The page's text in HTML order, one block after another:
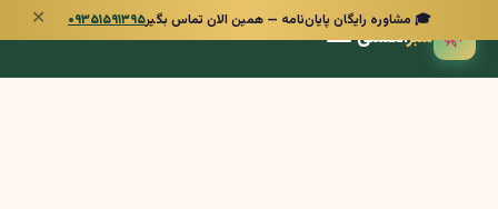
🎓 مشاوره رایگان پایان‌نامه — همین الان تماس بگیر۰۹۳۵۱۵۹۱۳۹۵ ✕
🌿 سبزانگشتی